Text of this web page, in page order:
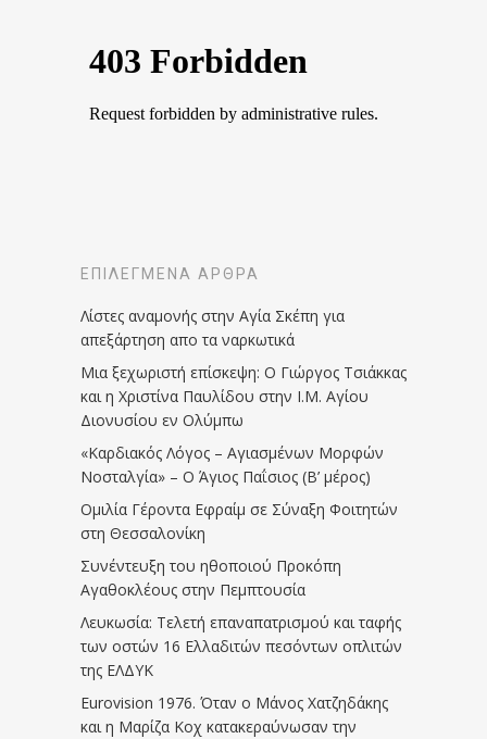
ΕΠΙΛΕΓΜΈΝΑ ΆΡΘΡΑ
Λίστες αναμονής στην Αγία Σκέπη για
απεξάρτηση απο τα ναρκωτικά
Μια ξεχωριστή επίσκεψη: Ο Γιώργος Τσιάκκας
και η Χριστίνα Παυλίδου στην Ι.Μ. Αγίου
Διονυσίου εν Ολύμπω
«Καρδιακός Λόγος – Αγιασμένων Μορφών
Νοσταλγία» – Ο Άγιος Παΐσιος (Β’ μέρος)
Ομιλία Γέροντα Εφραίμ σε Σύναξη Φοιτητών
στη Θεσσαλονίκη
Συνέντευξη του ηθοποιού Προκόπη
Αγαθοκλέους στην Πεμπτουσία
Λευκωσία: Τελετή επαναπατρισμού και ταφής
των οστών 16 Ελλαδιτών πεσόντων οπλιτών
της ΕΛΔΥΚ
Eurovision 1976. Όταν ο Μάνος Χατζηδάκης
και η Μαρίζα Κοχ κατακεραύνωσαν την